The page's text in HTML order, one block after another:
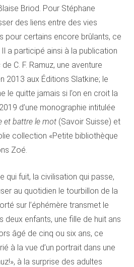
Briod. Pour Stéphane
des liens entre des vies
pour certains encore brûlants, ce
Il a participé ainsi à la publication
de C. F. Ramuz, une aventure
2013 aux Éditions Slatkine; le
le quitte jamais si l’on en croit la
d’une monographie intitulée
et battre le mot (Savoir Suisse) et
collection «Petite bibliothèque
Zoé.
qui fuit, la civilisation qui passe,
au quotidien le tourbillon de la
sur l’éphémère transmet le
deux enfants, une fille de huit ans
âgé de cinq ou six ans, ce
à la vue d’un portrait dans une
à la surprise des adultes